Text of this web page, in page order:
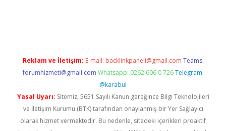
Reklam ve İletişim: E-mail: backlinkpaneli@gmail.com Teams:
forumhizmeti@gmail.com Whatsapp: 0262 606 0 726 Telegram:
@karabul
Yasal Uyarı: Sitemiz, 5651 Sayılı Kanun gereğince Bilgi Teknolojileri
ve İletişim Kurumu (BTK) tarafından onaylanmış bir Yer Sağlayıcı
olarak hizmet vermektedir. Bu nedenle, sitedeki içerikleri proaktif